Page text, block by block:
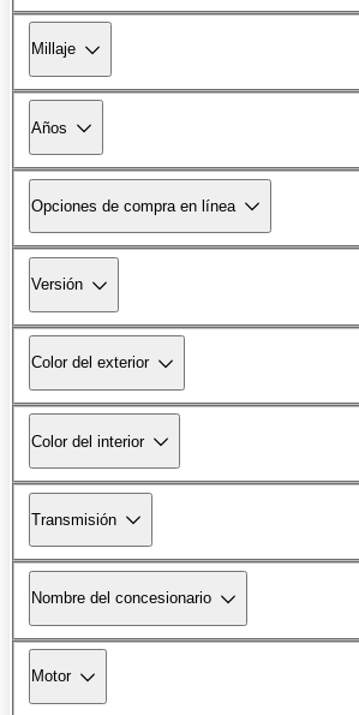
Millaje
Años
Opciones de compra en línea
Versión
Color del exterior
Color del interior
Transmisión
Nombre del concesionario
Motor